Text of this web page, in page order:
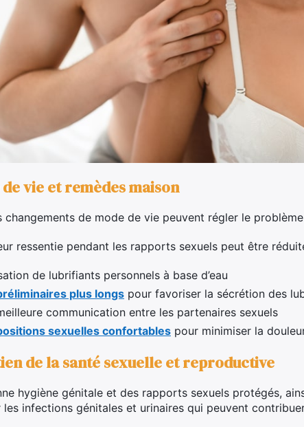
vie et remèdes maison
changements de mode de vie peuvent régler le
ressentie pendant les rapports sexuels peut être
de lubrifiants personnels à base d’eau
plus longs pour favoriser la sécrétion des
communication entre les partenaires sexuels
sexuelles confortables pour minimiser la
de la santé sexuelle et reproductive
hygiène génitale et des rapports sexuels protégés,
les infections génitales et urinaires qui peuvent